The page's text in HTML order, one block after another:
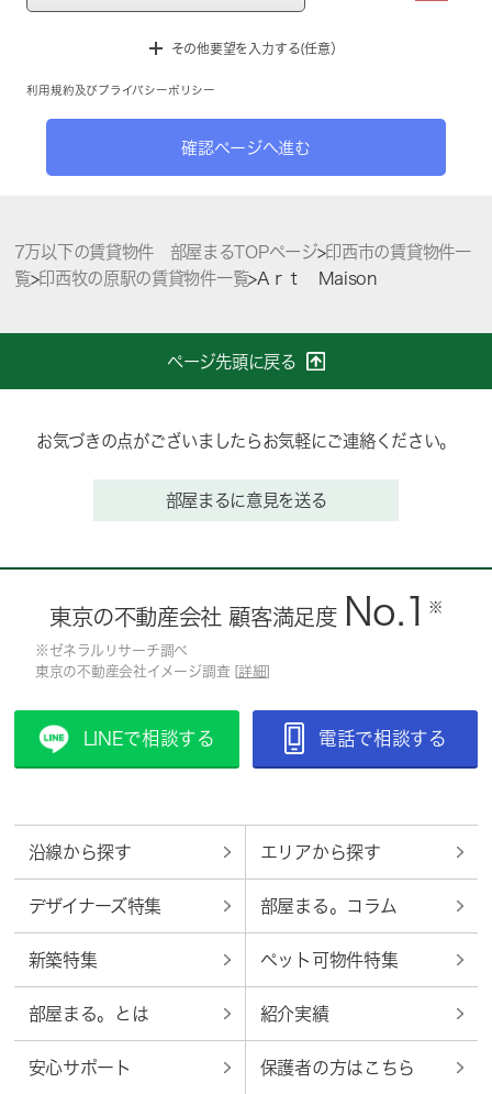
その他要望を入力する(任意）
利用規約 及び プライバシーポリシー
確認ページへ進む
7万以下の賃貸物件 部屋まるTOPページ>印西市の賃貸物件一
覧>印西牧の原駅の賃貸物件一覧>Aｒｔ Maison
ページ先頭に戻る
お気づきの点がございましたらお気軽にご連絡ください。
部屋まるに意見を送る
東京の不動産会社 顧客満足度 No.1 ※
※ゼネラルリサーチ調べ
東京の不動産会社イメージ調査 [ 詳細
LINEで相談する 電話で相談する
沿線から探す エリアから探す
デザイナーズ特集 部屋まる。コラム
新築特集 ペット可物件特集
部屋まる。とは 紹介実績
安心サポート 保護者の方はこちら